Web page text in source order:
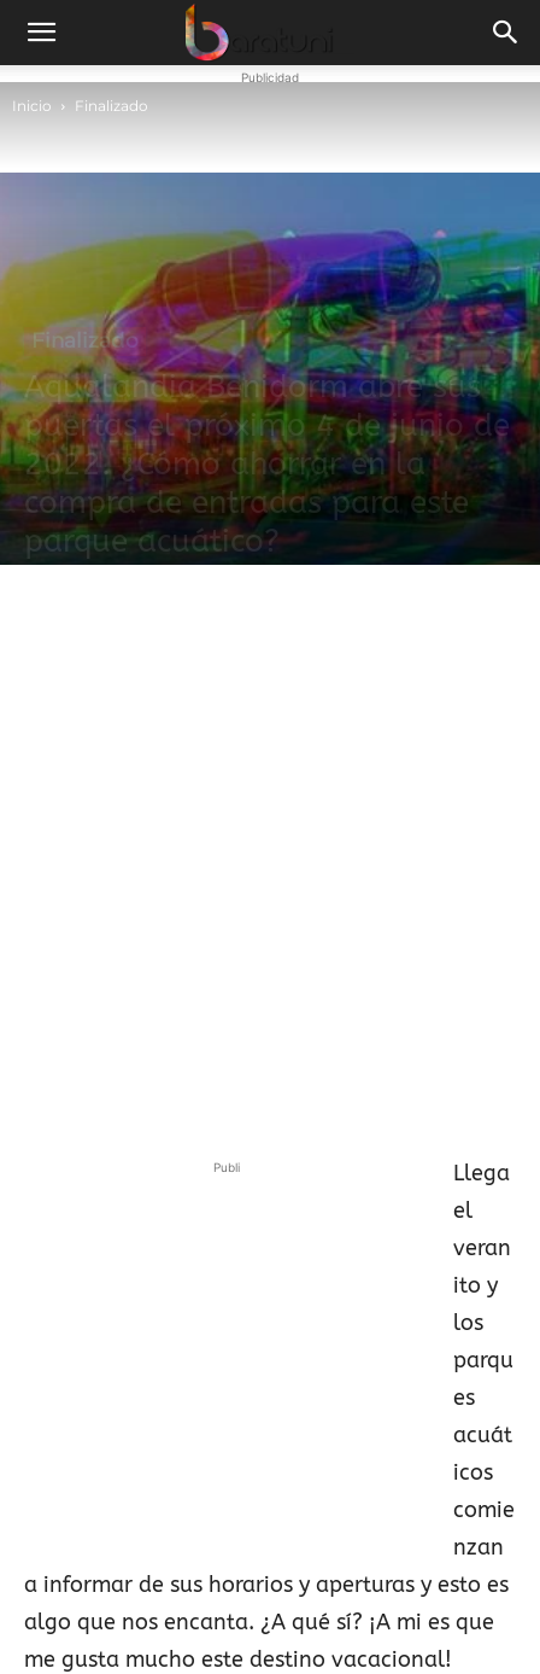
Publicidad
Inicio Finalizado
Finalizado
Aqualandia Benidorm abre sus
puertas el próximo 4 de junio de
2022. ¿Cómo ahorrar en la
compra de entradas para este
parque acuático?
Publi
Llega
el
veran
ito y
los
parqu
es
acuát
icos
comie
nzan
a informar de sus horarios y aperturas y esto es
algo que nos encanta. ¿A qué sí? ¡A mi es que
me gusta mucho este destino vacacional!